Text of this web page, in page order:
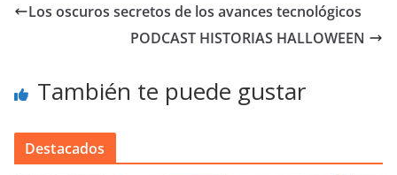
Los oscuros secretos de los avances tecnológicos
PODCAST HISTORIAS HALLOWEEN
También te puede gustar
Destacados